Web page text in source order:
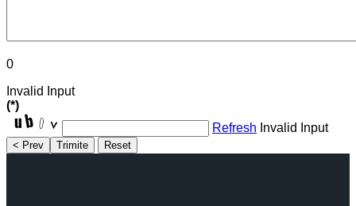
0
Invalid Input
(*)
Refresh Invalid Input
< Prev Trimite Reset